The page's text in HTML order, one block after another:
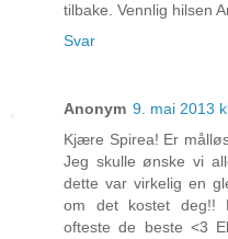
tilbake. Vennlig hilsen
Svar
Anonym 9. mai 2013
Kjære Spirea! Er
Jeg skulle ønske vi
dette var virkelig en
om det kostet deg!!
ofteste de beste <3